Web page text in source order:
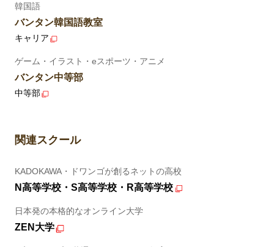
韓国語
バンタン韓国語教室
キャリア
ゲーム・イラスト・eスポーツ・アニメ
バンタン中等部
中等部
関連スクール
KADOKAWA・ドワンゴが創るネットの高校
N高等学校・S高等学校・R高等学校
日本発の本格的なオンライン大学
ZEN大学